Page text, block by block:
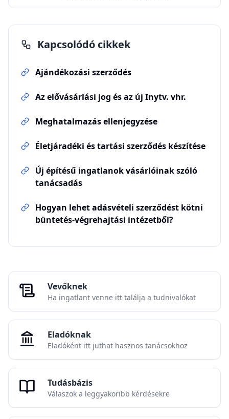
Kapcsolódó cikkek
Ajándékozási szerződés
Az elővásárlási jog és az új Inytv. vhr.
Meghatalmazás ellenjegyzése
Életjáradéki és tartási szerződés készítése
Új építésű ingatlanok vásárlóinak szóló
tanácsadás
Hogyan lehet adásvételi szerződést kötni
büntetés-végrehajtási intézetből?
Vevőknek
Ha ingatlant venne itt találja a tudnivalókat
Eladóknak
Eladóként itt juthat hasznos tanácsokhoz
Tudásbázis
Válaszok a leggyakoribb kérdésekre